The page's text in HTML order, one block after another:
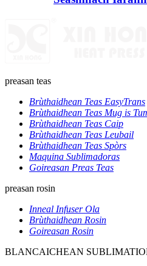
preasan teas
Brùthaidhean Teas EasyTrans
Brùthaidhean Teas Mug is
Brùthaidhean Teas Caip
Brùthaidhean Teas Leubail
Brùthaidhean Teas Spòrs
Maquina Sublimadoras
Goireasan Preas Teas
preasan rosin
Inneal Infuser Ola
Brùthaidhean Rosin
Goireasan Rosin
BLANCAICHEAN